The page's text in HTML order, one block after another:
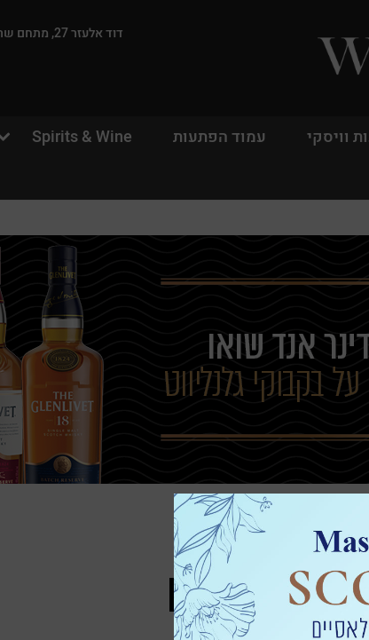
דוד אלעזר 27, מתחם שרונה, תל אביב
וויסקי עמוד הפתעות Spirits & Wine
משתמש חדש/אורח
דאגנו לכם ליצירת חשבון קלה ומהירה במיוחד. המשיכו למילוי
פרטיכם ותוכלו ליהנות מהיתרונות של משתמש רשום כבר
עכשיו.
י מדינה
בחר/י סוג
סינגל מאלט